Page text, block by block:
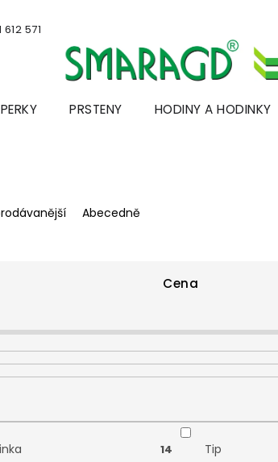
571
PRSTENY HODINY A HODINKY
Abecedně
Cena
14 Tip